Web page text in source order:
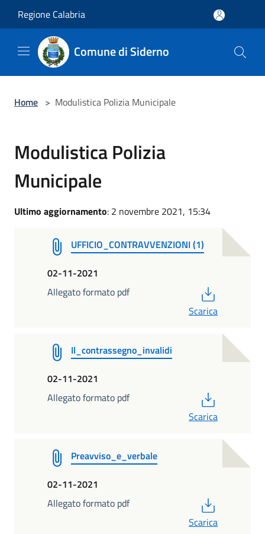
Regione Calabria
Comune di Siderno
Home > Modulistica Polizia Municipale
Modulistica Polizia
Municipale
Ultimo aggiornamento: 2 novembre 2021, 15:34
UFFICIO_CONTRAVVENZIONI (1)
02-11-2021
Allegato formato pdf
Scarica
Il_contrassegno_invalidi
02-11-2021
Allegato formato pdf
Scarica
Preavviso_e_verbale
02-11-2021
Allegato formato pdf
Scarica